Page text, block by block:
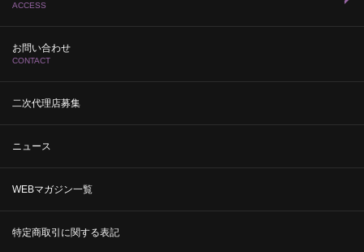
ACCESS
お問い合わせ
CONTACT
二次代理店募集
ニュース
WEBマガジン一覧
特定商取引に関する表記